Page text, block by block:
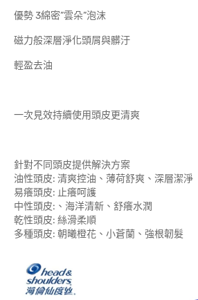
優勢 3綿密”雲朵”泡沫
磁力般深層淨化頭屑與髒汙
輕盈去油
一次見效持續使用頭皮更清爽
針對不同頭皮提供解決方案
油性頭皮: 清爽控油、薄荷舒爽、深層潔淨
易癢頭皮: 止癢呵護
中性頭皮:、海洋清新、舒癢水潤
乾性頭皮: 絲滑柔順
多種頭皮: 朝曦橙花、小蒼蘭、強根韌髮